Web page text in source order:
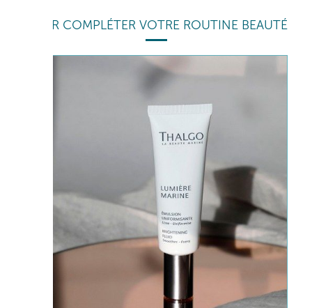
POUR COMPLÉTER VOTRE ROUTINE BEAUTÉ